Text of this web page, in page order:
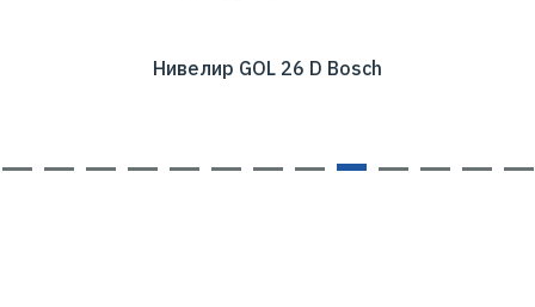
Нивелир GOL 26 D Bosch